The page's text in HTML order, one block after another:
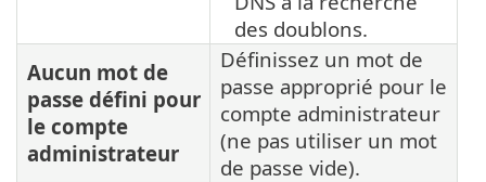
des doublons.
Aucun mot de
passe défini pour
le compte
administrateur
Définissez un mot de
passe approprié pour le
compte administrateur
(ne pas utiliser un mot
de passe vide).